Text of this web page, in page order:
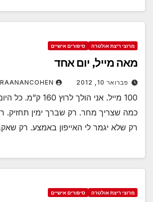
מרוצי ריצת אולטרה סיפורים אישיים
מאה מייל, יום אחד
פברואר 10, 2012 RAANANCOHEN
100 מייל. אני הולך
כמה שצריך מחר. רק שברך ימין תחזיק.
רק שלא יגמר לי האייפון באמצע. רק
מרוצי ריצת אולטרה סיפורים אישיים